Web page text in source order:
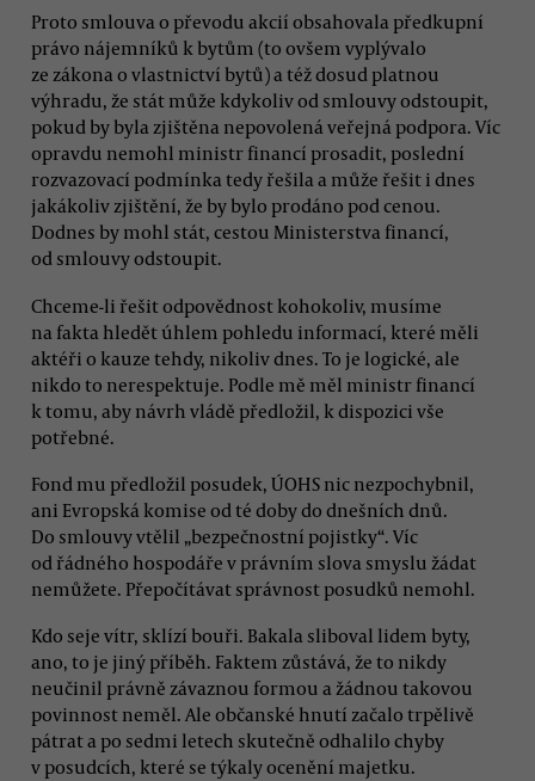
Proto smlouva o převodu akcií obsahovala předkupní
právo nájemníků k bytům (to ovšem vyplývalo
ze zákona o vlastnictví bytů) a též dosud platnou
výhradu, že stát může kdykoliv od smlouvy odstoupit,
pokud by byla zjištěna nepovolená veřejná podpora. Víc
opravdu nemohl ministr financí prosadit, poslední
rozvazovací podmínka tedy řešila a může řešit i dnes
jakákoliv zjištění, že by bylo prodáno pod cenou.
Dodnes by mohl stát, cestou Ministerstva financí,
od smlouvy odstoupit.
Chceme-li řešit odpovědnost kohokoliv, musíme
na fakta hledět úhlem pohledu informací, které měli
aktéři o kauze tehdy, nikoliv dnes. To je logické, ale
nikdo to nerespektuje. Podle mě měl ministr financí
k tomu, aby návrh vládě předložil, k dispozici vše
potřebné.
Fond mu předložil posudek, ÚOHS nic nezpochybnil,
ani Evropská komise od té doby do dnešních dnů.
Do smlouvy vtělil „bezpečnostní pojistky“. Víc
od řádného hospodáře v právním slova smyslu žádat
nemůžete. Přepočítávat správnost posudků nemohl.
Kdo seje vítr, sklízí bouři. Bakala sliboval lidem byty,
ano, to je jiný příběh. Faktem zůstává, že to nikdy
neučinil právně závaznou formou a žádnou takovou
povinnost neměl. Ale občanské hnutí začalo trpělivě
pátrat a po sedmi letech skutečně odhalilo chyby
v posudcích, které se týkaly ocenění majetku.